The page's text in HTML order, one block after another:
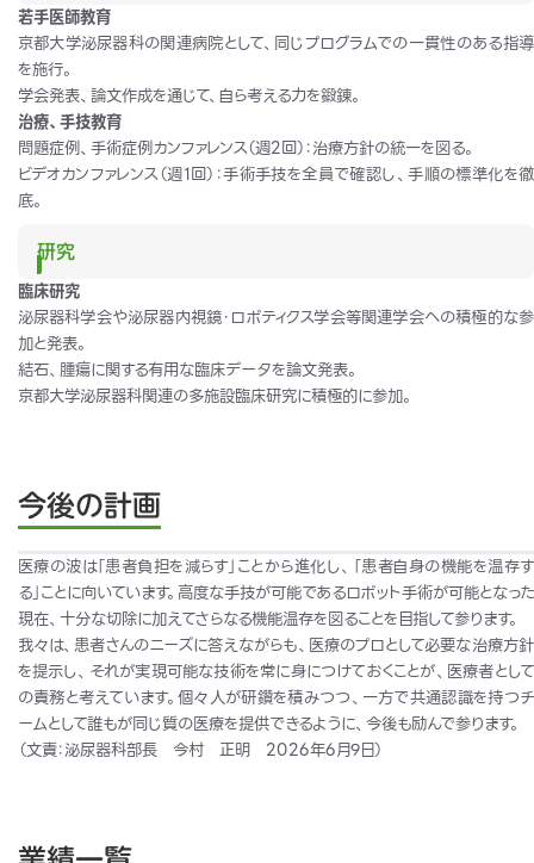
若手医師教育
京都大学泌尿器科の関連病院として、同じプログラムでの一貫性のある指導
を施行。
学会発表、論文作成を通じて、自ら考える力を鍛錬。
治療、手技教育
問題症例、手術症例カンファレンス（週2回）：治療方針の統一を図る。
ビデオカンファレンス（週1回）：手術手技を全員で確認し、手順の標準化を徹
底。
研究
臨床研究
泌尿器科学会や泌尿器内視鏡・ロボティクス学会等関連学会への積極的な参
加と発表。
結石、腫瘍に関する有用な臨床データを論文発表。
京都大学泌尿器科関連の多施設臨床研究に積極的に参加。
今後の計画
医療の波は「患者負担を減らす」ことから進化し、「患者自身の機能を温存す
る」ことに向いています。高度な手技が可能であるロボット手術が可能となった
現在、十分な切除に加えてさらなる機能温存を図ることを目指して参ります。
我々は、患者さんのニーズに答えながらも、医療のプロとして必要な治療方針
を提示し、それが実現可能な技術を常に身につけておくことが、医療者として
の責務と考えています。個々人が研鑽を積みつつ、一方で共通認識を持つチ
ームとして誰もが同じ質の医療を提供できるように、今後も励んで参ります。
（文責：泌尿器科部長 今村 正明 2026年6月9日）